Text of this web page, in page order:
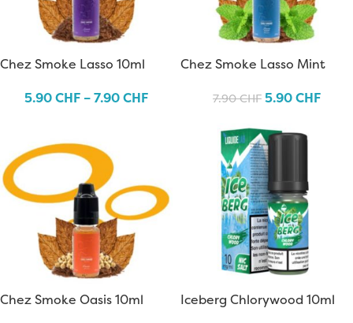
Chez Smoke Lasso 10ml
5.90CHF –7.90CHF
Chez Smoke Lasso Mint
7.90CHF 5.90CHF
Chez Smoke Oasis 10ml
Iceberg Chlorywood 10ml